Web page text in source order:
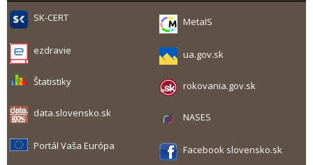
SK-CERT MetaIS
ezdravie ua.gov.sk
Štatistiky rokovania.gov.sk
data.slovensko.sk NASES
Portál Vaša Európa Facebook slovensko.sk